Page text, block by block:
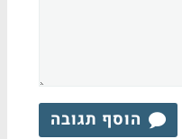
הוסף תגובה